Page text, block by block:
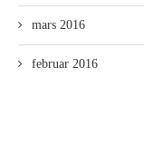
mars 2016
februar 2016